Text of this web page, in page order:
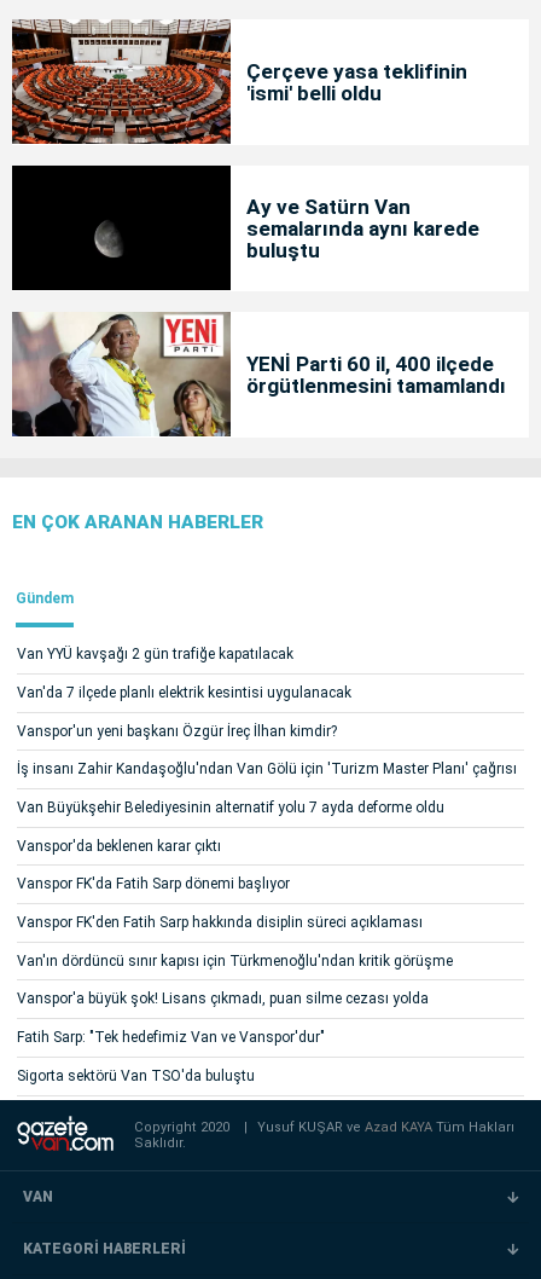
Çerçeve yasa teklifinin
'ismi' belli oldu
Ay ve Satürn Van
semalarında aynı karede
buluştu
YENİ Parti 60 il, 400 ilçede
örgütlenmesini tamamlandı
EN ÇOK ARANAN HABERLER
Gündem
Van YYÜ kavşağı 2 gün trafiğe kapatılacak
Van'da 7 ilçede planlı elektrik kesintisi uygulanacak
Vanspor'un yeni başkanı Özgür İreç İlhan kimdir?
İş insanı Zahir Kandaşoğlu'ndan Van Gölü için 'Turizm Master Planı' çağrısı
Van Büyükşehir Belediyesinin alternatif yolu 7 ayda deforme oldu
Vanspor'da beklenen karar çıktı
Vanspor FK'da Fatih Sarp dönemi başlıyor
Vanspor FK'den Fatih Sarp hakkında disiplin süreci açıklaması
Van'ın dördüncü sınır kapısı için Türkmenoğlu'ndan kritik görüşme
Vanspor'a büyük şok! Lisans çıkmadı, puan silme cezası yolda
Fatih Sarp: "Tek hedefimiz Van ve Vanspor'dur"
Sigorta sektörü Van TSO'da buluştu
Copyright 2020 Yusuf KUŞAR veAzad KAYATüm Hakları
Saklıdır.
VAN
KATEGORİ HABERLERİ